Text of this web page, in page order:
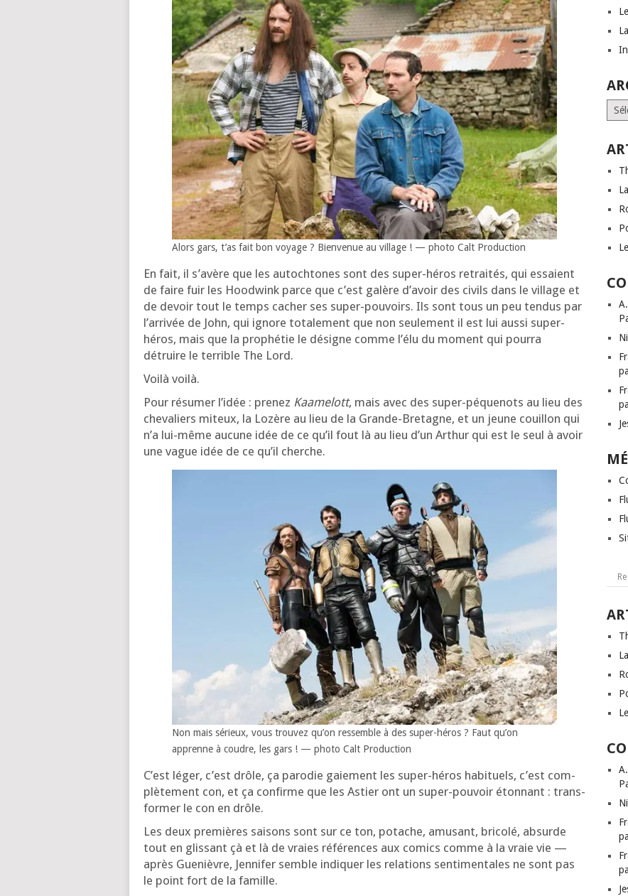
Alors gars, t’as fait bon voyage ? Bienvenue au vil­lage ! — pho­to Calt Production
En fait, il s’a­vère que les autoch­tones sont des super-héros retrai­tés, qui essaient
de faire fuir les Hoodwink parce que c’est galère d’a­voir des civils dans le vil­lage et
de devoir tout le temps cacher ses super-pou­voirs. Ils sont tous un peu ten­dus par
l’ar­ri­vée de John, qui ignore tota­le­ment que non seule­ment il est lui aus­si super-
héros, mais que la pro­phé­tie le désigne comme l’é­lu du moment qui pour­ra
détruire le ter­rible The Lord.
Voilà voi­là.
Pour résu­mer l’i­dée : pre­nez Kaamelott, mais avec des super-péque­nots au lieu des
che­va­liers miteux, la Lozère au lieu de la Grande-Bretagne, et un jeune couillon qui
n’a lui-même aucune idée de ce qu’il fout là au lieu d’un Arthur qui est le seul à avoir
une vague idée de ce qu’il cherche.
Non mais sérieux, vous trou­vez qu’on res­semble à des super-héros ? Faut qu’on
apprenne à coudre, les gars ! — pho­to Calt Production
C’est léger, c’est drôle, ça paro­die gaie­ment les super-héros habi­tuels, c’est com­
plè­te­ment con, et ça confirme que les Astier ont un super-pou­voir éton­nant : trans­
for­mer le con en drôle.
Les deux pre­mières sai­sons sont sur ce ton, potache, amu­sant, bri­co­lé, absurde
tout en glis­sant çà et là de vraies réfé­rences aux comics comme à la vraie vie —
après Guenièvre, Jennifer semble indi­quer les rela­tions sen­ti­men­tales ne sont pas
le point fort de la famille.